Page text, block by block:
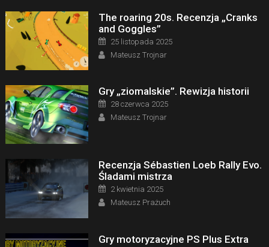
The roaring 20s. Recenzja „Cranks
and Goggles”
Posted on
25 listopada 2025
Author
Mateusz Trojnar
Gry „ziomalskie”. Rewizja historii
Posted on
28 czerwca 2025
Author
Mateusz Trojnar
Recenzja Sébastien Loeb Rally Evo.
Śladami mistrza
Posted on
2 kwietnia 2025
Author
Mateusz Prażuch
Gry motoryzacyjne PS Plus Extra